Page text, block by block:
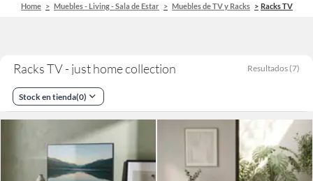
Home Muebles - Living - Sala de Estar Muebles de TV y Racks Racks TV
Racks TV - just home collection Resultados (7)
Stock en tienda(0)